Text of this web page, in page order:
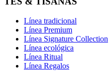
Línea tradicional
Línea Premium
Línea Signature Collection
Línea ecológica
Línea Ritual
Línea Regalos